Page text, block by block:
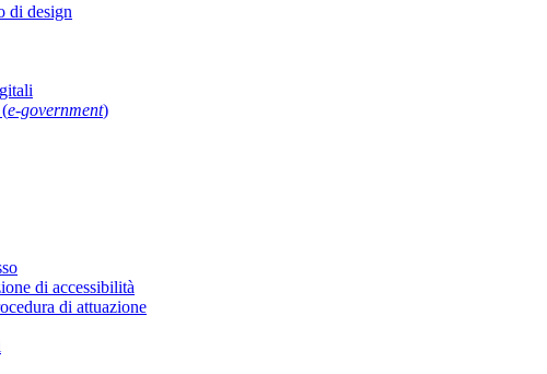
di design
e-government)
di accessibilità
di attuazione